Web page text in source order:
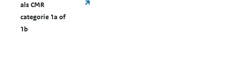
als CMR
categorie 1a of
1b